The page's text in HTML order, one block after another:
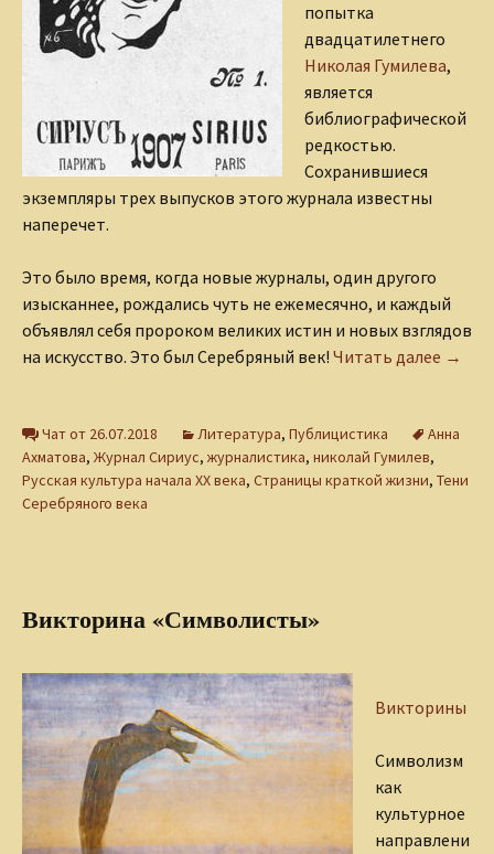
попытка
двадцатилетнего
Николая Гумилева,
является
библиографической
редкостью.
Сохранившиеся
экземпляры трех выпусков этого журнала известны
наперечет.
Это было время, когда новые журналы, один другого
изысканнее, рождались чуть не ежемесячно, и каждый
объявлял себя пророком великих истин и новых взглядов
на искусство. Это был Серебряный век! Читать далее →
Чат от 26.07.2018 Литература, Публицистика
Анна
Ахматова, Журнал Сириус, журналистика, николай Гумилев,
Русская культура начала ХХ века, Страницы краткой жизни, Тени
Серебряного века
Викторина «Символисты»
Викторины
Символизм
как
культурное
направлени